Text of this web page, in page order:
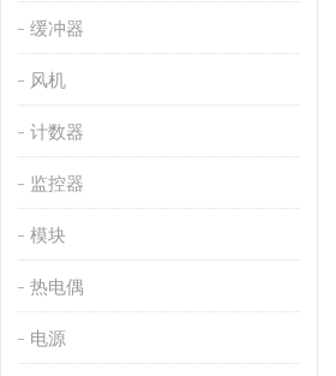
缓冲器
风机
计数器
监控器
模块
热电偶
电源